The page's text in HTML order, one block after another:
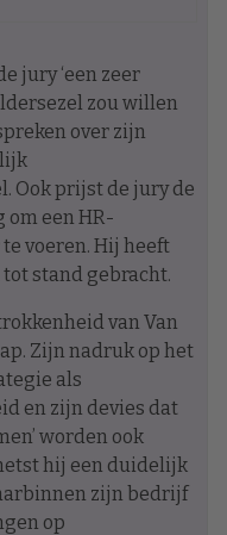
jury ‘een zeer
zou willen
over zijn
Ook prijst de jury de
om een HR-
voeren. Hij heeft
stand gebracht.
van Van
Zijn nadruk op het
als
en zijn devies dat
worden ook
hij een duidelijk
zijn bedrijf
op